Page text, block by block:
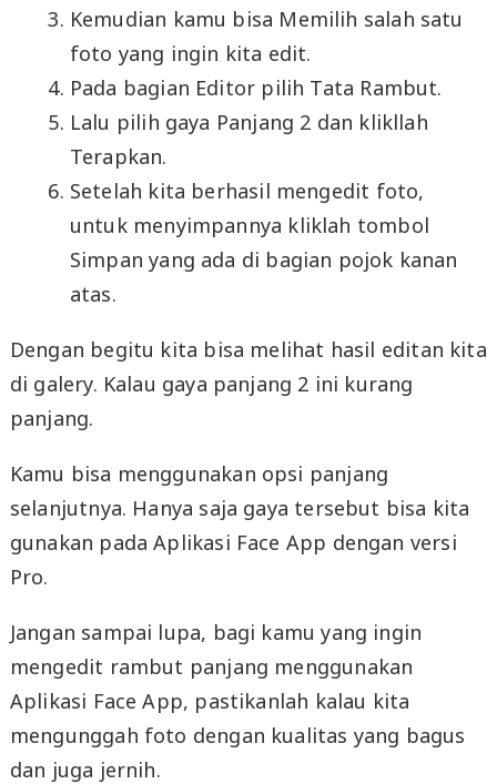
Kemudian kamu bisa Memilih salah satu
foto yang ingin kita edit.
Pada bagian Editor pilih Tata Rambut.
Lalu pilih gaya Panjang 2 dan klikllah
Terapkan.
Setelah kita berhasil mengedit foto,
untuk menyimpannya kliklah tombol
Simpan yang ada di bagian pojok kanan
atas.
Dengan begitu kita bisa melihat hasil editan kita
di galery. Kalau gaya panjang 2 ini kurang
panjang.
Kamu bisa menggunakan opsi panjang
selanjutnya. Hanya saja gaya tersebut bisa kita
gunakan pada Aplikasi Face App dengan versi
Pro.
Jangan sampai lupa, bagi kamu yang ingin
mengedit rambut panjang menggunakan
Aplikasi Face App, pastikanlah kalau kita
mengunggah foto dengan kualitas yang bagus
dan juga jernih.